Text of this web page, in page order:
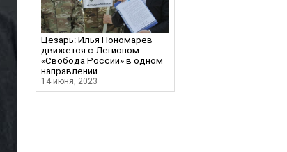
Цезарь: Илья Пономарев
движется с Легионом
«Свобода России» в одном
направлении
14 июня, 2023